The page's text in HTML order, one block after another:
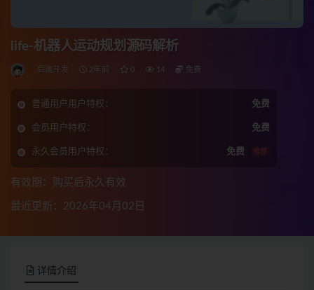
life-机器人运动规划源码解析
后端开发 2年前 0 14 免费
普通用户用户特权： 免费
会员用户特权： 免费
永久会员用户特权： 免费 推荐
有效期：购买后永久有效
最近更新：2026年04月02日
详情介绍